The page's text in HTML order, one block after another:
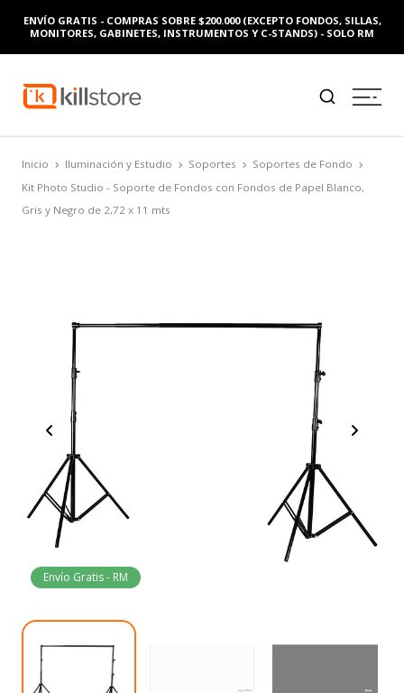
ENVÍO GRATIS - COMPRAS SOBRE $200.000 (EXCEPTO FONDOS, SILLAS,
MONITORES, GABINETES, INSTRUMENTOS Y C-STANDS) - SOLO RM
Inicio Iluminación y Estudio Soportes
Soportes de Fondo
Kit Photo Studio - Soporte de Fondos con Fondos de Papel Blanco,
Gris y Negro de 2,72 x 11 mts
Envío Gratis - RM